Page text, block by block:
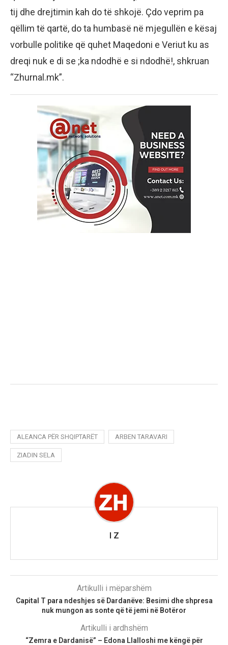
tij dhe drejtimin kah do të shkojë. Çdo veprim pa
qëllim të qartë, do ta humbasë në mjegullën e kësaj
vorbulle politike që quhet Maqedoni e Veriut ku as
dreqi nuk e di se ;ka ndodhë e si ndodhë!, shkruan
“Zhurnal.mk”.
ALEANCA PËR SHQIPTARËT ARBEN TARAVARI
ZIADIN SELA
I Z
Artikulli i mëparshëm
Capital T para ndeshjes së Dardanëve: Besimi dhe shpresa
nuk mungon as sonte që të jemi në Botëror
Artikulli i ardhshëm
“Zemra e Dardanisë” – Edona Llalloshi me këngë për